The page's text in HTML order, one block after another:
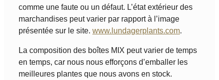
comme une faute ou un défaut. L’état extérieur des
marchandises peut varier par rapport à l’image
présentée sur le site. www.lundagerplants.com.
La composition des boîtes MIX peut varier de temps
en temps, car nous nous efforçons d’emballer les
meilleures plantes que nous avons en stock.